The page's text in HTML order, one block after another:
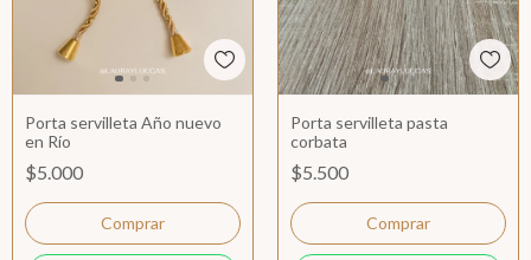
Porta servilleta Año nuevo
en Río
$5.000
Porta servilleta pasta
corbata
$5.500